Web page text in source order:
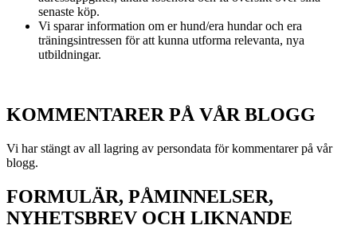
senaste köp.
Vi sparar information om er hund/era hundar och era
träningsintressen för att kunna utforma relevanta, nya
utbildningar.
KOMMENTARER PÅ VÅR BLOGG
Vi har stängt av all lagring av persondata för kommentarer på vår
blogg.
FORMULÄR, PÅMINNELSER,
NYHETSBREV OCH LIKNANDE